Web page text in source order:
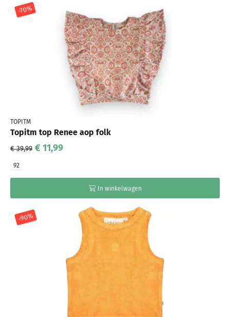
-70%
TOPITM
Topitm top Renee aop folk
€ 39,99 € 11,99
92
In winkelwagen
-90%